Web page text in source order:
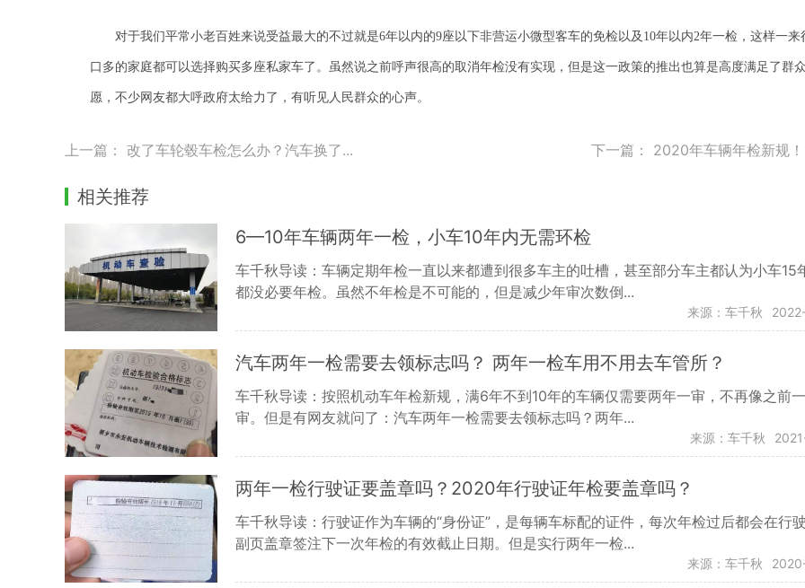
对于我们平常小老百姓来说受益最大的不过就是6年以内的9座以下非营运小微型客车的免检以及10年以内2年一检，这样一来
口多的家庭都可以选择购买多座私家车了。虽然说之前呼声很高的取消年检没有实现，但是这一政策的推出也算是高度满足了群
愿，不少网友都大呼政府太给力了，有听见人民群众的心声。
上一篇： 改了车轮毂车检怎么办？汽车换了... 下一篇： 2020年车辆年检新规！
相关推荐
6—10年车辆两年一检，小车10年内无需环检
车千秋导读：车辆定期年检一直以来都遭到很多车主的吐槽，甚至部分车主都认为小车15
都没必要年检。虽然不年检是不可能的，但是减少年审次数倒...
来源：车千秋
汽车两年一检需要去领标志吗？ 两年一检车用不用去车管所？
车千秋导读：按照机动车年检新规，满6年不到10年的车辆仅需要两年一审，不再像之前
审。但是有网友就问了：汽车两年一检需要去领标志吗？两年...
来源：车千秋
两年一检行驶证要盖章吗？2020年行驶证年检要盖章吗？
车千秋导读：行驶证作为车辆的“身份证”，是每辆车标配的证件，每次年检过后都会在行
副页盖章签注下一次年检的有效截止日期。但是实行两年一检...
来源：车千秋